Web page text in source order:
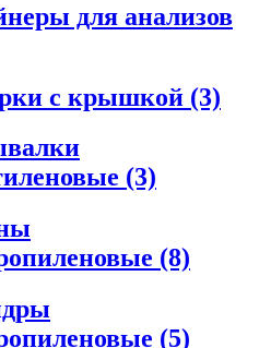
для анализов
с крышкой (3)
(3)
(8)
(5)